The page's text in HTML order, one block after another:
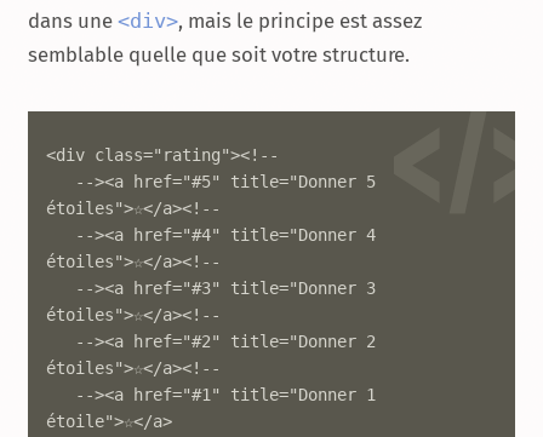
dans une
div , mais le principe est assez
semblable quelle que soit votre structure.
<div class="rating"><!--
étoiles">☆</a><!--
étoiles">☆</a><!--
étoiles">☆</a><!--
étoiles">☆</a><!--
étoile">☆</a>